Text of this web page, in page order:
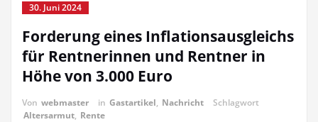
30. Juni 2024
Forderung eines Inflationsausgleichs
für Rentnerinnen und Rentner in
Höhe von 3.000 Euro
Von webmaster in Gastartikel, Nachricht
Schlagwort
Altersarmut, Rente